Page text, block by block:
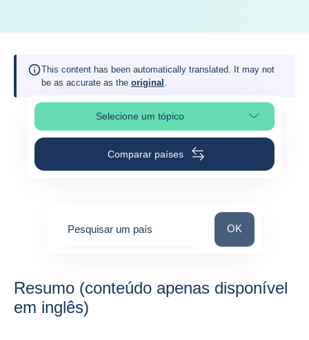
This content has been automatically translated. It may not
be as accurate as the original .
Selecione um tópicoSelecionar a secção da página
Comparar países
Pesquisar um país Pesquisar um
OK
Resumo (conteúdo apenas disponível
em inglês)